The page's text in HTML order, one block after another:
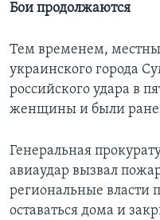
Бои продолжаются
Тем временем,
украинского города
российского удара в
женщины и были
Генеральная
авиаудар вызвал
региональные власти
оставаться дома и